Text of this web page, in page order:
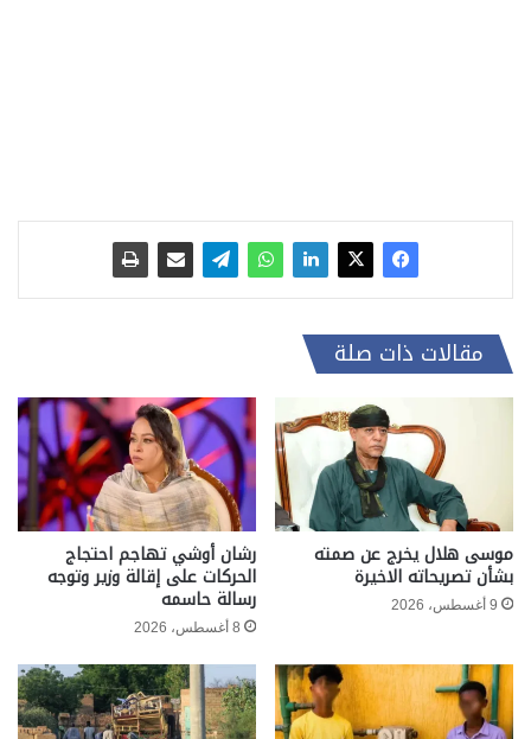
مقالات ذات صلة
موسى هلال يخرج عن صمته
بشأن تصريحاته الاخيرة
9 أغسطس، 2026
رشان أوشي تهاجم احتجاج
الحركات على إقالة وزير وتوجه
رسالة حاسمه
8 أغسطس، 2026